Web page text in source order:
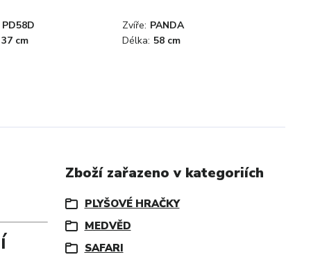
PD58D Zvíře: PANDA
37 cm
Délka: 58 cm
Zboží zařazeno v kategoriích
PLYŠOVÉ HRAČKY
MEDVĚD
SAFARI